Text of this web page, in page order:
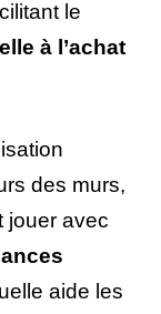
le
à l’achat
des murs,
jouer avec
aide les